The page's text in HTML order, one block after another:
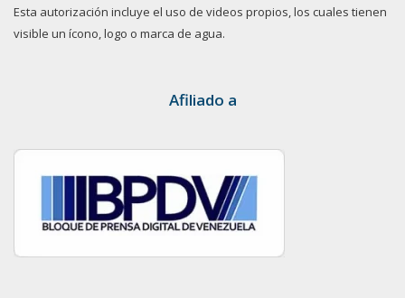
Esta autorización incluye el uso de videos propios, los cuales tienen
visible un ícono, logo o marca de agua.
Afiliado a